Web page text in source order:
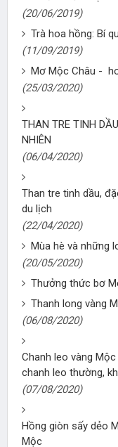
(20/06/2019)
Trà hoa hồng: Bí
(11/09/2019)
Mơ Mộc Châu -
(25/03/2020)
THAN TRE TINH
NHIÊN
(06/04/2020)
Than tre tinh dầu,
du lịch
(22/04/2020)
Mùa hè và những
(20/05/2020)
Thưởng thức bơ
Thanh long vàng
(06/08/2020)
Chanh leo vàng
chanh leo thường,
(07/08/2020)
Hồng giòn sấy dẻo
Mộc